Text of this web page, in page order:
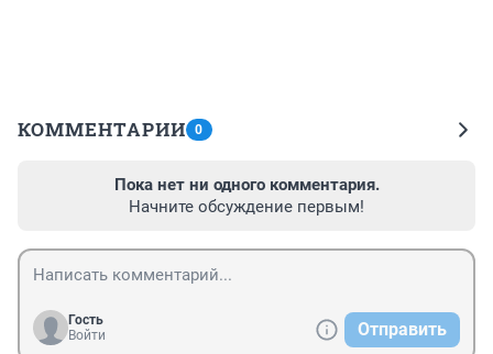
КОММЕНТАРИИ 0
Пока нет ни одного комментария.
Начните обсуждение первым!
Гость
Войти
Отправить